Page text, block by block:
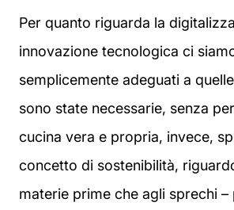
Per quanto riguarda la
innovazione tecnologica ci
semplicemente adeguati a
sono state necessarie, senza
cucina vera e propria, invece,
concetto di sostenibilità,
materie prime che agli sprechi –